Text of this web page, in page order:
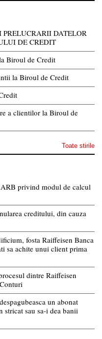
DATELOR
DE CREDIT
Biroul de Credit
la Biroul de Credit
a clientilor la Biroul de
Toate stirile
privind modul de calcul
creditului, din cauza
fosta Raiffeisen Banca
sa achite unui client prima
dintre Raiffeisen
un abonat
stricat sau sa-i dea banii